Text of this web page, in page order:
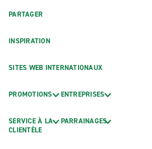
PARTAGER
INSPIRATION
SITES WEB INTERNATIONAUX
PROMOTIONS
SERVICE À LA
CLIENTÈLE
ENTREPRISES
PARRAINAGES